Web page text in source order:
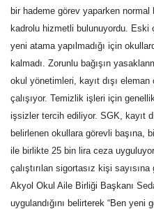
bir hademe görev yaparken
kadrolu hizmetli bulunuyordu. Eski
yeni atama yapılmadığı için
kalmadı. Zorunlu bağışın
okul yönetimleri, kayıt dışı
çalışıyor. Temizlik işleri için
işsizler tercih ediliyor. SGK, kayıt
belirlenen okullara görevli başına,
ile birlikte 25 bin lira ceza
çalıştırılan sigortasız kişi
Akyol Okul Aile Birliği Başkanı
uygulandığını belirterek “Ben